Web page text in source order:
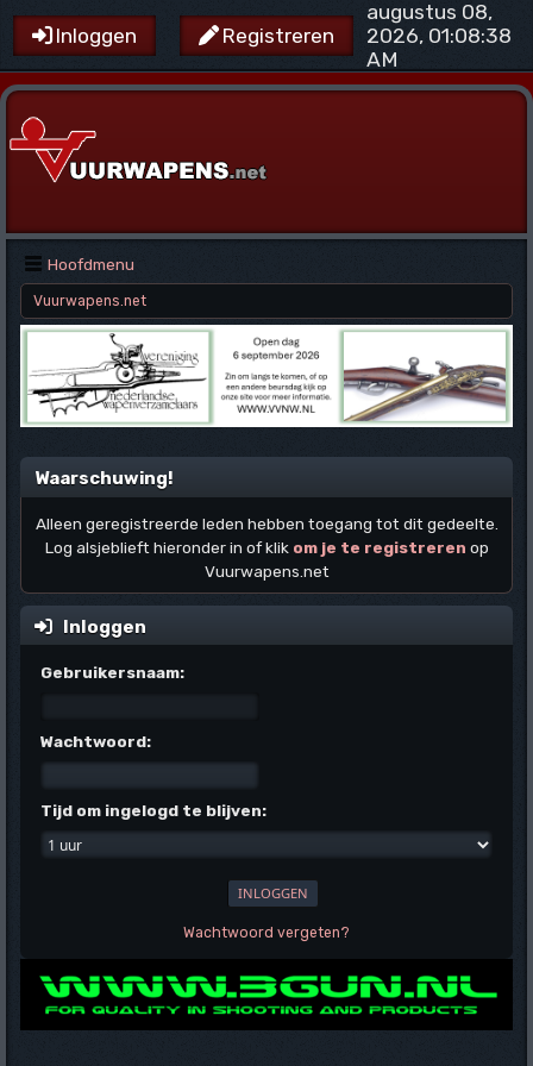
Inloggen Registreren
augustus 08,
2026, 01:08:38
AM
Hoofdmenu
Vuurwapens.net
Waarschuwing!
Alleen geregistreerde leden hebben toegang tot dit gedeelte.
Log alsjeblieft hieronder in of klik om je te registreren op
Vuurwapens.net
Inloggen
Gebruikersnaam:
Wachtwoord:
Tijd om ingelogd te blijven:
Wachtwoord vergeten?